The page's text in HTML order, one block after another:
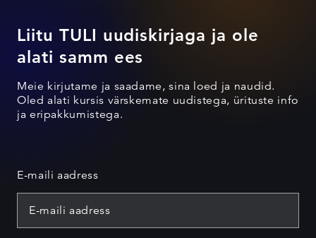
Liitu TULI uudiskirjaga ja ole
alati samm ees
Meie kirjutame ja saadame, sina loed ja naudid.
Oled alati kursis värskemate uudistega, ürituste info
ja eripakkumistega.
E-maili aadress